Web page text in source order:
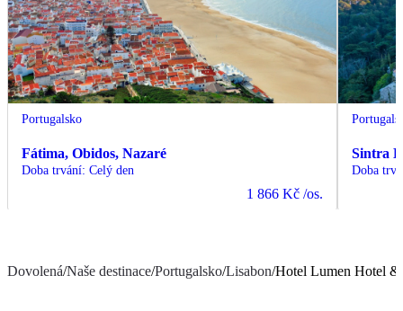
Portugalsko
Fátima, Obidos, Nazaré
Doba trvání: Celý den
1 866 Kč /os.
Sintra
Doba
Dovolená/Naše destinace/Portugalsko/Lisabon/Hotel Lumen Hotel